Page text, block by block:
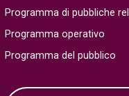
Programma di pubbliche
Programma operativo
Programma del pubblico